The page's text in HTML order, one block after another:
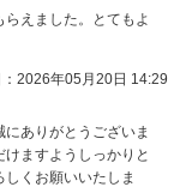
えました。とてもよ
2026年05月20日 14:29
ありがとうございま
ますようしっかりと
くお願いいたしま